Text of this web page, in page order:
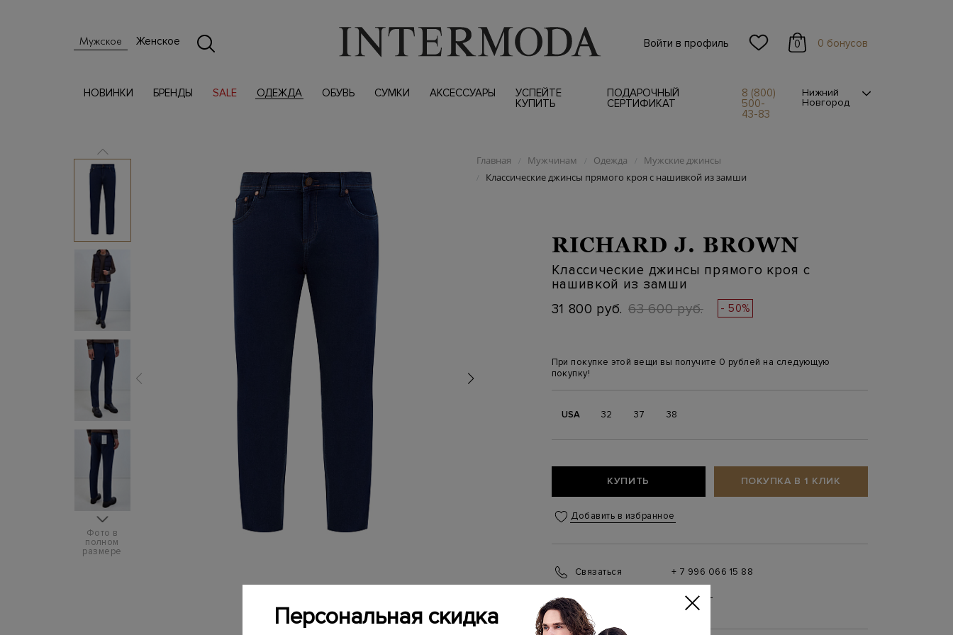
Мужское Женское Войти в профиль 0 0 бонусов
НОВИНКИ БРЕНДЫ SALE ОДЕЖДА ОБУВЬ СУМКИ АКСЕССУАРЫ
УСПЕЙТЕ
КУПИТЬ
ПОДАРОЧНЫЙ
СЕРТИФИКАТ
8 (800)
500-
43-83
Нижний
Новгород
Фото в
полном
размере
Главная / Мужчинам / Одежда / Мужские джинсы
/ Классические джинсы прямого кроя с нашивкой из замши
RICHARD J. BROWN
Классические джинсы прямого кроя с
нашивкой из замши
31 800 руб. 63 600 руб. - 50%
При покупке этой вещи вы получите 0 рублей на следующую
покупку!
USA 32 37 38
КУПИТЬ ПОКУПКА В 1 КЛИК
Добавить в избранное
Связаться
+ 7 996 066 15 88
(ежедневно с 10:00 до 21:00)
Персональная скидка